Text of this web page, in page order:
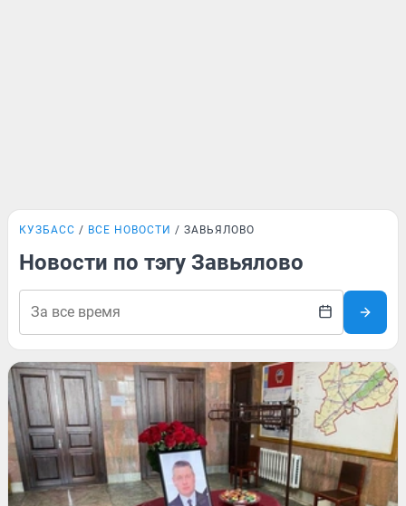
КУЗБАСС ВСЕ НОВОСТИ ЗАВЬЯЛОВО
Новости по тэгу Завьялово